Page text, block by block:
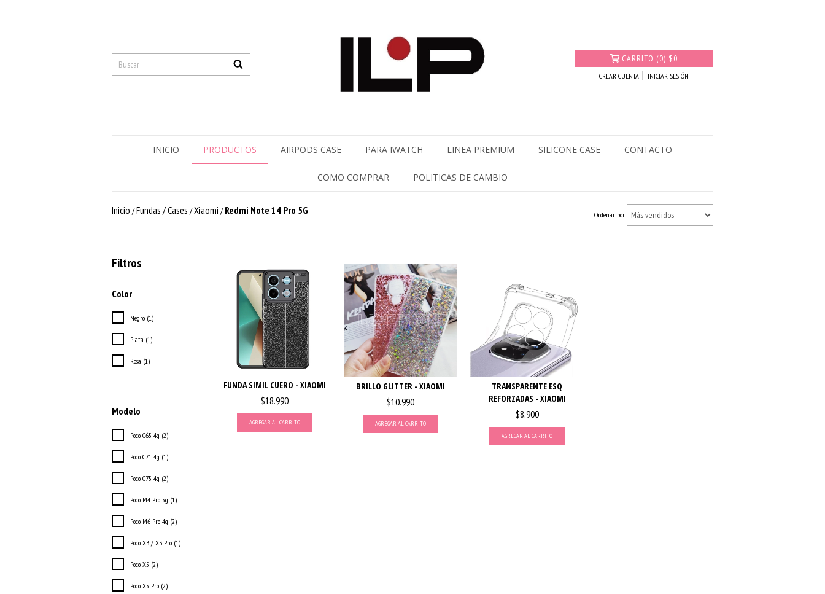
CARRITO (0) $0
CREAR CUENTA INICIAR SESIÓN
INICIO PRODUCTOS AIRPODS CASE PARA IWATCH LINEA PREMIUM SILICONE CASE CONTACTO
COMO COMPRAR POLITICAS DE CAMBIO
Inicio /Fundas / Cases /Xiaomi / Redmi Note 14 Pro 5G Ordenar por
Filtros
Color
Negro (1)
Plata (1)
Rosa (1)
Modelo
Poco C65 4g (2)
Poco C71 4g (1)
Poco C75 4g (2)
Poco M4 Pro 5g (1)
Poco M6 Pro 4g (2)
Poco X3 / X3 Pro (1)
Poco X5 (2)
Poco X5 Pro (2)
FUNDA SIMIL CUERO - XIAOMI
$18.990
AGREGAR AL CARRITO
BRILLO GLITTER - XIAOMI
$10.990
AGREGAR AL CARRITO
TRANSPARENTE ESQ
REFORZADAS - XIAOMI
$8.900
AGREGAR AL CARRITO